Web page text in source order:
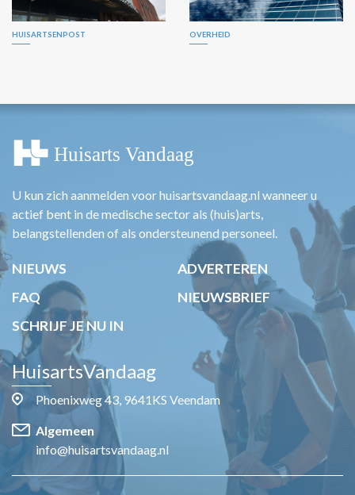
HUISARTSENPOST OVERHEID
U kun zich aanmelden voor huisartsvandaag.nl wanneer u
actief bent in de medische sector als (huis)arts,
belangstellenden of als ondersteunend personeel.
NIEUWS
ADVERTEREN
FAQ
NIEUWSBRIEF
SCHRIJF JE NU IN
HuisartsVandaag
Phoenixweg 43, 9641KS Veendam
Algemeen
info@huisartsvandaag.nl